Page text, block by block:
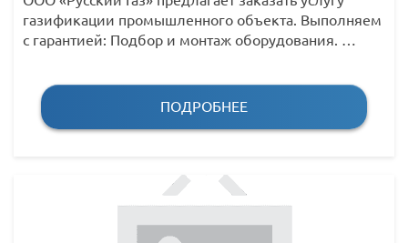
газификации промышленного объекта. Выполняем
с гарантией: Подбор и монтаж оборудования. …
ПОДРОБНЕЕ